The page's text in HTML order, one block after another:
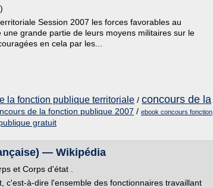
Session 2007 les forces favorables au
grande partie de leurs moyens militaires sur le
en cela par les...
la fonction publique territoriale / concours de la
de la fonction publique 2007 / ebook concours fonction
gratuit
— Wikipédia
et Corps d'état .
c'est-à-dire l'ensemble des fonctionnaires travaillant